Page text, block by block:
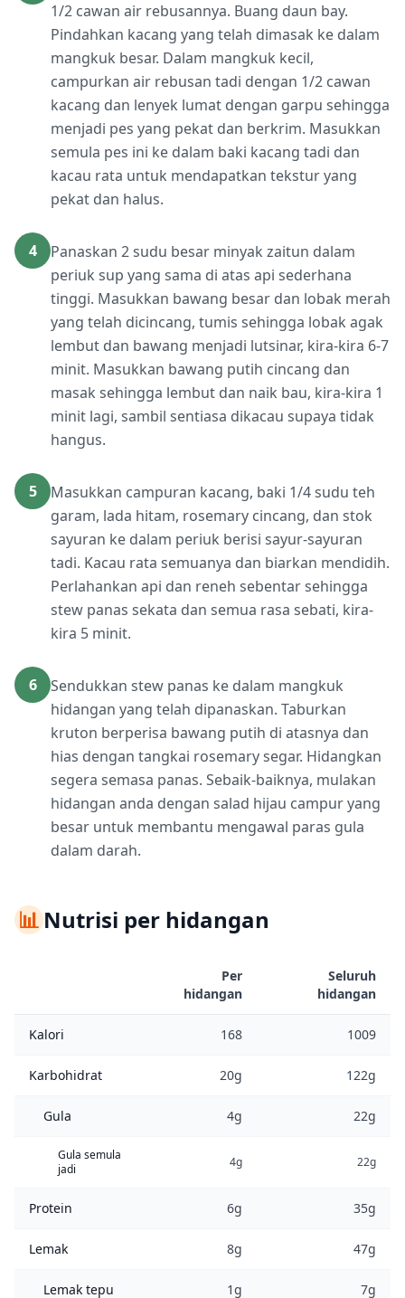
1/2 cawan air rebusannya. Buang daun bay.
Pindahkan kacang yang telah dimasak ke dalam
mangkuk besar. Dalam mangkuk kecil,
campurkan air rebusan tadi dengan 1/2 cawan
kacang dan lenyek lumat dengan garpu sehingga
menjadi pes yang pekat dan berkrim. Masukkan
semula pes ini ke dalam baki kacang tadi dan
kacau rata untuk mendapatkan tekstur yang
pekat dan halus.
4
Panaskan 2 sudu besar minyak zaitun dalam
periuk sup yang sama di atas api sederhana
tinggi. Masukkan bawang besar dan lobak merah
yang telah dicincang, tumis sehingga lobak agak
lembut dan bawang menjadi lutsinar, kira-kira 6-7
minit. Masukkan bawang putih cincang dan
masak sehingga lembut dan naik bau, kira-kira 1
minit lagi, sambil sentiasa dikacau supaya tidak
hangus.
5
Masukkan campuran kacang, baki 1/4 sudu teh
garam, lada hitam, rosemary cincang, dan stok
sayuran ke dalam periuk berisi sayur-sayuran
tadi. Kacau rata semuanya dan biarkan mendidih.
Perlahankan api dan reneh sebentar sehingga
stew panas sekata dan semua rasa sebati, kira-
kira 5 minit.
6
Sendukkan stew panas ke dalam mangkuk
hidangan yang telah dipanaskan. Taburkan
kruton berperisa bawang putih di atasnya dan
hias dengan tangkai rosemary segar. Hidangkan
segera semasa panas. Sebaik-baiknya, mulakan
hidangan anda dengan salad hijau campur yang
besar untuk membantu mengawal paras gula
dalam darah.
📊Nutrisi per hidangan
Per
hidangan
Seluruh
hidangan
Kalori 168 1009
Karbohidrat 20g 122g
Gula 4g 22g
Gula semula
jadi
4g 22g
Protein 6g 35g
Lemak 8g 47g
Lemak tepu 1g 7g